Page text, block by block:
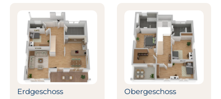
Erdgeschoss Obergeschoss